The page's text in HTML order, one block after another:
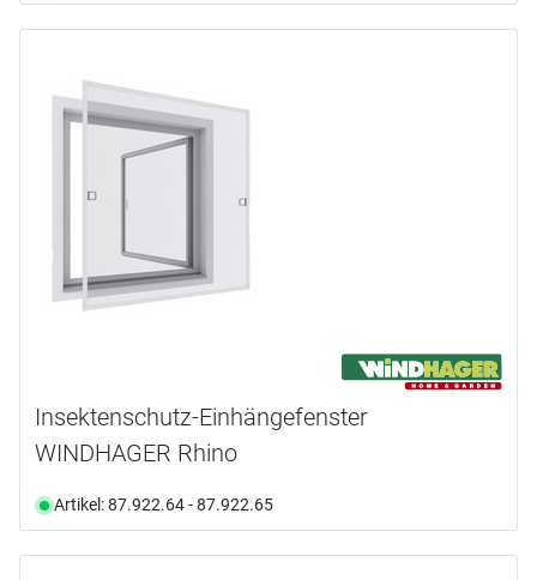
Insektenschutz-Einhängefenster
WINDHAGER Rhino
Artikel: 87.922.64 - 87.922.65